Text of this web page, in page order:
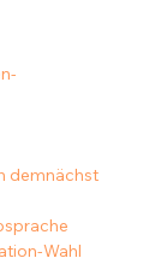
demnächst
Wahl